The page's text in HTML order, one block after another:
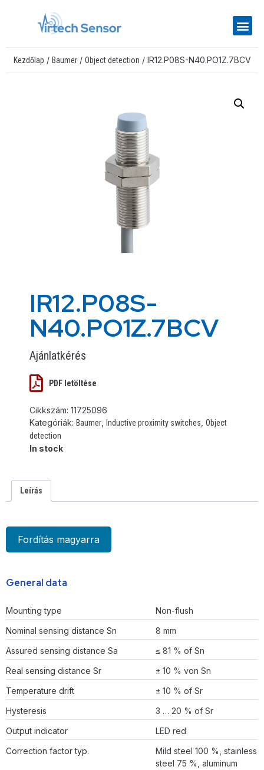
Kezdőlap / Baumer/ Object detection / IR12.P08S-N40.PO1Z.7BCV
IR12.P08S-
N40.PO1Z.7BCV
Ajánlatkérés
PDF letöltése
Cikkszám: 11725096
Kategóriák: Baumer Inductive proximity switches Object
detection
In stock
Leírás
Fordítás magyarra
General data
Mounting type
Non-flush
Nominal sensing distance Sn
8 mm
Assured sensing distance Sa
≤ 81 % of Sn
Real sensing distance Sr
± 10 % von Sn
Temperature drift
± 10 % of Sr
Hysteresis
3 … 20 % of Sr
Output indicator
LED red
Correction factor typ.
Mild steel 100 %, stainless
steel 75 %, aluminum